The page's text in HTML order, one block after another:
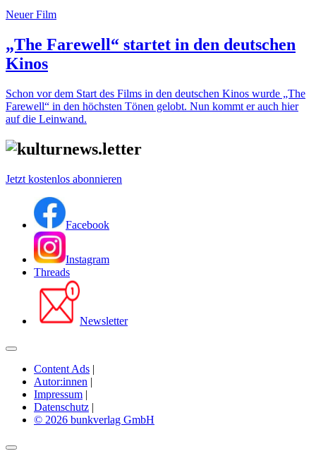
Neuer Film
„The Farewell“ startet in den deutschen
Kinos
Schon vor dem Start des Films in den deutschen Kinos wurde „The
Farewell“ in den höchsten Tönen gelobt. Nun kommt er auch hier
auf die Leinwand.
Jetzt kostenlos abonnieren
Facebook
Instagram
Threads
Newsletter
Content Ads |
Autor:innen |
Impressum |
Datenschutz |
© 2026 bunkverlag GmbH